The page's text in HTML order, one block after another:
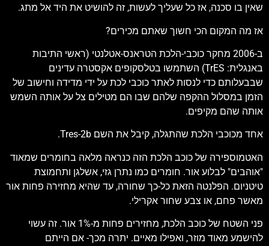
שאין בו סכנה, אז כל שעליך לעשות, זה להושיט את היד אל מתג.
אז מה המקום הכי חשוך שאתם מכירים?
ב-2006 מחקר כוכבי-הלכת הטראנס-אטלנטי (ראשי התיבות
באנגלית: TrES) השתמשו בטלסקופים אקסטרה עדינים
שבבעלותם כדי לנסות לאתר כוכבי לכת על ידי מדידה וחישוב של
הזמן במסלול ההקפה שלהם שבו הם מטילים צל על אותה השמש
אותה שהם מקיפים.
אחד מכוכבי הלכת שהתגלה, קיבל את השם Tres-2b.
האטמוספירה של כוכב הלכת הזה כנראה מלאה בחומרים שמאוד
"אוהבים" לבלוע אור. חומרים כמו נתרן גזי, אשלגן ותחמוצת
טיטניום. הפלנטה הזאת כל-כך שחורה, עד שהיא מחזירה פחות אור
מאשר פחם, או צבע שחור אקרילי.
פני השטח של כוכב הלכת, מחזירים פחות מ-1% אור. זה עשוי
להישמע מאוד מוזר, ואפילו מאיים. יתרה מכך- אם הייתם